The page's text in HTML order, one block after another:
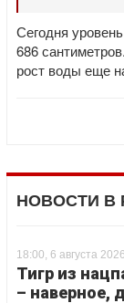
Сегодня
686
рост воды еще
НОВОСТИ В
18:00, 6 августа
Тигр из
– наверное,